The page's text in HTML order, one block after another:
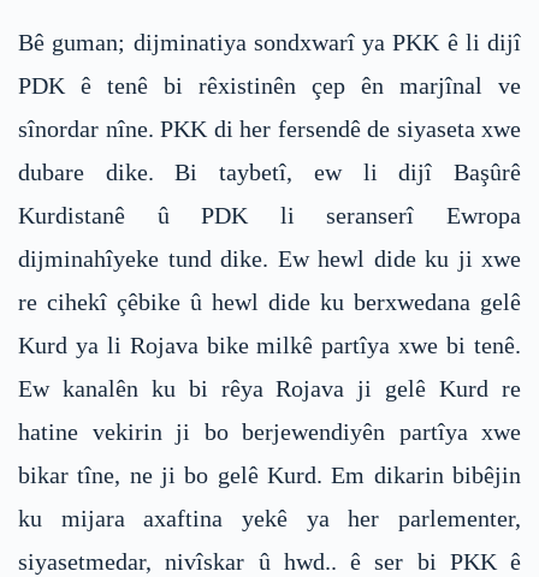
Bê guman; dijminatiya sondxwarî ya PKK ê li dijî
PDK ê tenê bi rêxistinên çep ên marjînal ve
sînordar nîne. PKK di her fersendê de siyaseta xwe
dubare dike. Bi taybetî, ew li dijî Başûrê
Kurdistanê û PDK li seranserî Ewropa
dijminahîyeke tund dike. Ew hewl dide ku ji xwe
re cihekî çêbike û hewl dide ku berxwedana gelê
Kurd ya li Rojava bike milkê partîya xwe bi tenê.
Ew kanalên ku bi rêya Rojava ji gelê Kurd re
hatine vekirin ji bo berjewendiyên partîya xwe
bikar tîne, ne ji bo gelê Kurd. Em dikarin bibêjin
ku mijara axaftina yekê ya her parlementer,
siyasetmedar, nivîskar û hwd.. ê ser bi PKK ê